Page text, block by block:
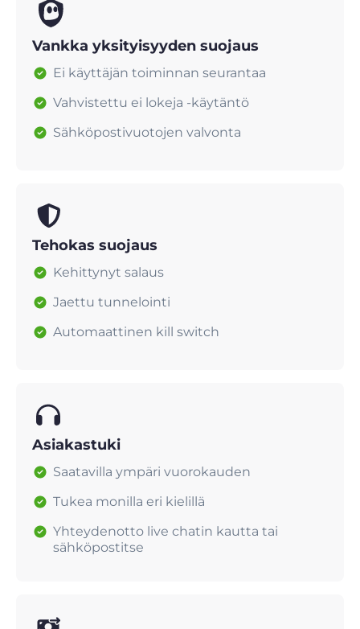
Vankka yksityisyyden suojaus
Ei käyttäjän toiminnan seurantaa
Vahvistettu ei lokeja -käytäntö
Sähköpostivuotojen valvonta
Tehokas suojaus
Kehittynyt salaus
Jaettu tunnelointi
Automaattinen kill switch
Asiakastuki
Saatavilla ympäri vuorokauden
Tukea monilla eri kielillä
Yhteydenotto live chatin kautta tai
sähköpostitse